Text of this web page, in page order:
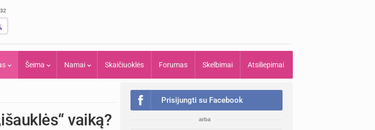
Šeima Namai Skaičiuoklės Forumas Skelbimai Atsiliepimai
vaiką?
Prisijungti su Facebook
arba